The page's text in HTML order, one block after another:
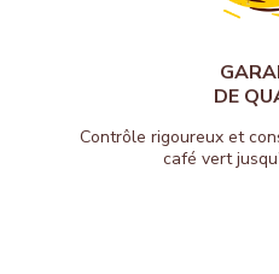
DE
Contrôle rigoureux et
café vert